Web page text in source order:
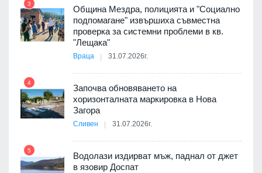
3
Община Мездра, полицията и "Социално
подпомагане" извършиха съвместна
проверка за системни проблеми в кв.
"Лещака"
Враца 31.07.2026г.
4
Започва обновяването на
хоризонталната маркировка в Нова
Загора
Сливен 31.07.2026г.
5
Водолази издирват мъж, паднал от джет
в язовир Доспат